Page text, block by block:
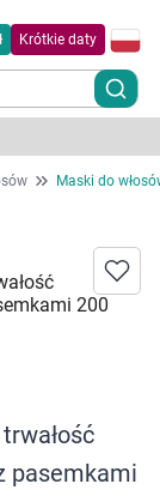
Krótkie daty
Maski do
pasemkami